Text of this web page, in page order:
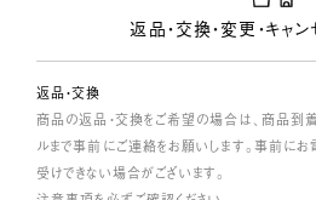
返品・交換・変更・キャ
返品・交換
商品の返品・交換をご希望の場合は、商品到
ルまで事前にご連絡をお願いします。事前に
受けできない場合がございます。